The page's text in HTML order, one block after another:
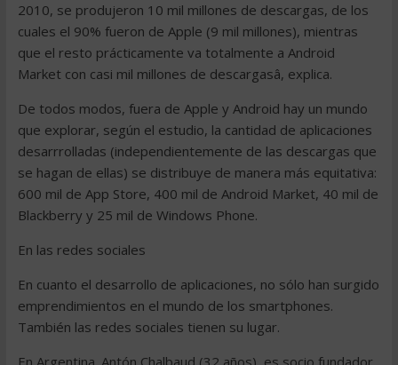
2010, se produjeron 10 mil millones de descargas, de los
cuales el 90% fueron de Apple (9 mil millones), mientras
que el resto prácticamente va totalmente a Android
Market con casi mil millones de descargasâ, explica.
De todos modos, fuera de Apple y Android hay un mundo
que explorar, según el estudio, la cantidad de aplicaciones
desarrrolladas (independientemente de las descargas que
se hagan de ellas) se distribuye de manera más equitativa:
600 mil de App Store, 400 mil de Android Market, 40 mil de
Blackberry y 25 mil de Windows Phone.
En las redes sociales
En cuanto el desarrollo de aplicaciones, no sólo han surgido
emprendimientos en el mundo de los smartphones.
También las redes sociales tienen su lugar.
En Argentina. Antón Chalbaud (32 años), es socio fundador